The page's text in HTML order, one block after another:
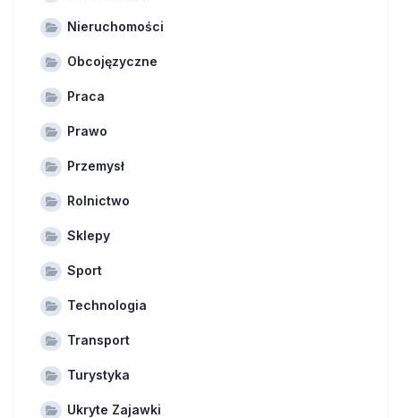
Nieruchomości
Obcojęzyczne
Praca
Prawo
Przemysł
Rolnictwo
Sklepy
Sport
Technologia
Transport
Turystyka
Ukryte Zajawki